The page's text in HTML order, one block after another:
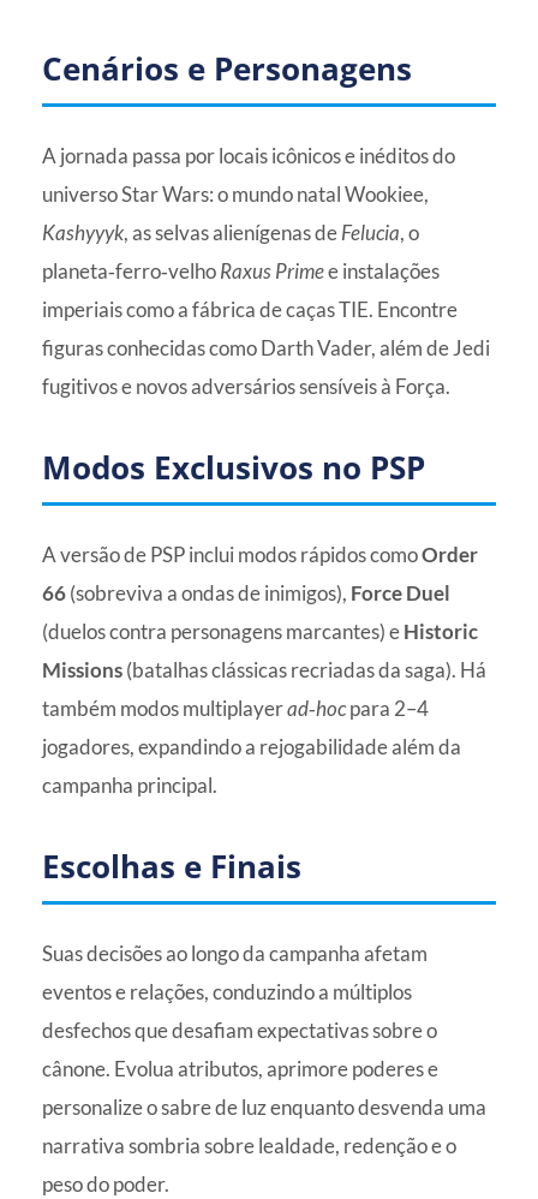
Cenários e Personagens
A jornada passa por locais icônicos e inéditos do
universo Star Wars: o mundo natal Wookiee,
Kashyyyk, as selvas alienígenas deFelucia, o
planeta‑ferro‑velhoRaxus Primee instalações
imperiais como a fábrica de caças TIE. Encontre
figuras conhecidas como Darth Vader, além de Jedi
fugitivos e novos adversários sensíveis à Força.
Modos Exclusivos no PSP
A versão de PSP inclui modos rápidos comoOrder
66(sobreviva a ondas de inimigos), Force Duel
(duelos contra personagens marcantes) eHistoric
Missions(batalhas clássicas recriadas da saga). Há
também modos multiplayerad‑hocpara 2–4
jogadores, expandindo a rejogabilidade além da
campanha principal.
Escolhas e Finais
Suas decisões ao longo da campanha afetam
eventos e relações, conduzindo a múltiplos
desfechos que desafiam expectativas sobre o
cânone. Evolua atributos, aprimore poderes e
personalize o sabre de luz enquanto desvenda uma
narrativa sombria sobre lealdade, redenção e o
peso do poder.